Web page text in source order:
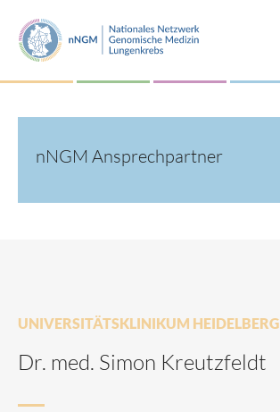
nNGM Ansprechpartner
UNIVERSITÄTSKLINIKUM HEIDELBERG
Dr. med. Simon Kreutzfeldt